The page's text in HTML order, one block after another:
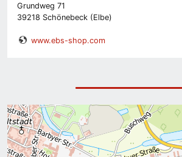
Grundweg 71
39218 Schönebeck (Elbe)
www.ebs-shop.com